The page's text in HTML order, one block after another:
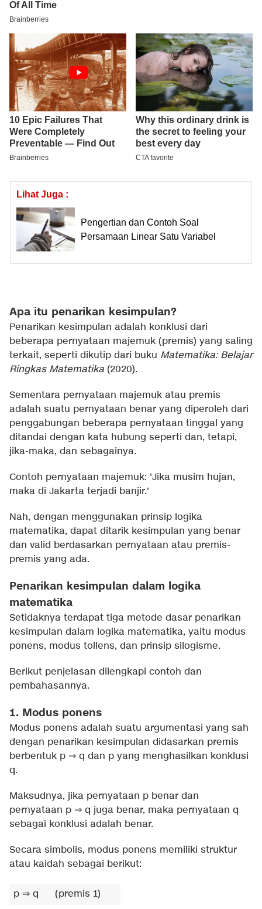
Lihat Juga :
Pengertian dan Contoh Soal
Persamaan Linear Satu Variabel
Apa itu penarikan kesimpulan?
Penarikan kesimpulan adalah konklusi dari
beberapa pernyataan majemuk (premis) yang saling
terkait, seperti dikutip dari buku Matematika: Belajar
Ringkas Matematika (2020).
Sementara pernyataan majemuk atau premis
adalah suatu pernyataan benar yang diperoleh dari
penggabungan beberapa pernyataan tinggal yang
ditandai dengan kata hubung seperti dan, tetapi,
jika-maka, dan sebagainya.
Contoh pernyataan majemuk: 'Jika musim hujan,
maka di Jakarta terjadi banjir.'
Nah, dengan menggunakan prinsip logika
matematika, dapat ditarik kesimpulan yang benar
dan valid berdasarkan pernyataan atau premis-
premis yang ada.
Penarikan kesimpulan dalam logika
matematika
Setidaknya terdapat tiga metode dasar penarikan
kesimpulan dalam logika matematika, yaitu modus
ponens, modus tollens, dan prinsip silogisme.
Berikut penjelasan dilengkapi contoh dan
pembahasannya.
1. Modus ponens
Modus ponens adalah suatu argumentasi yang sah
dengan penarikan kesimpulan didasarkan premis
berbentuk p ⇒ q dan p yang menghasilkan konklusi
q.
Maksudnya, jika pernyataan p benar dan
pernyataan p ⇒ q juga benar, maka pernyataan q
sebagai konklusi adalah benar.
Secara simbolis, modus ponens memiliki struktur
atau kaidah sebagai berikut:
p ⇒ q
(premis 1)